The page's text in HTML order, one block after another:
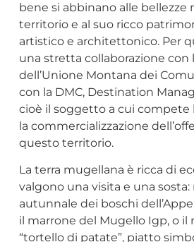
bene si abbinano alle bellezze
territorio e al suo ricco
artistico e architettonico. Per
una stretta collaborazione con
dell’Unione Montana dei
con la DMC, Destination
cioè il soggetto a cui compete
la commercializzazione
questo territorio.
La terra mugellana è ricca di
valgono una visita e una
autunnale dei boschi
il marrone del Mugello Igp, o il
“tortello di patate”, piatto